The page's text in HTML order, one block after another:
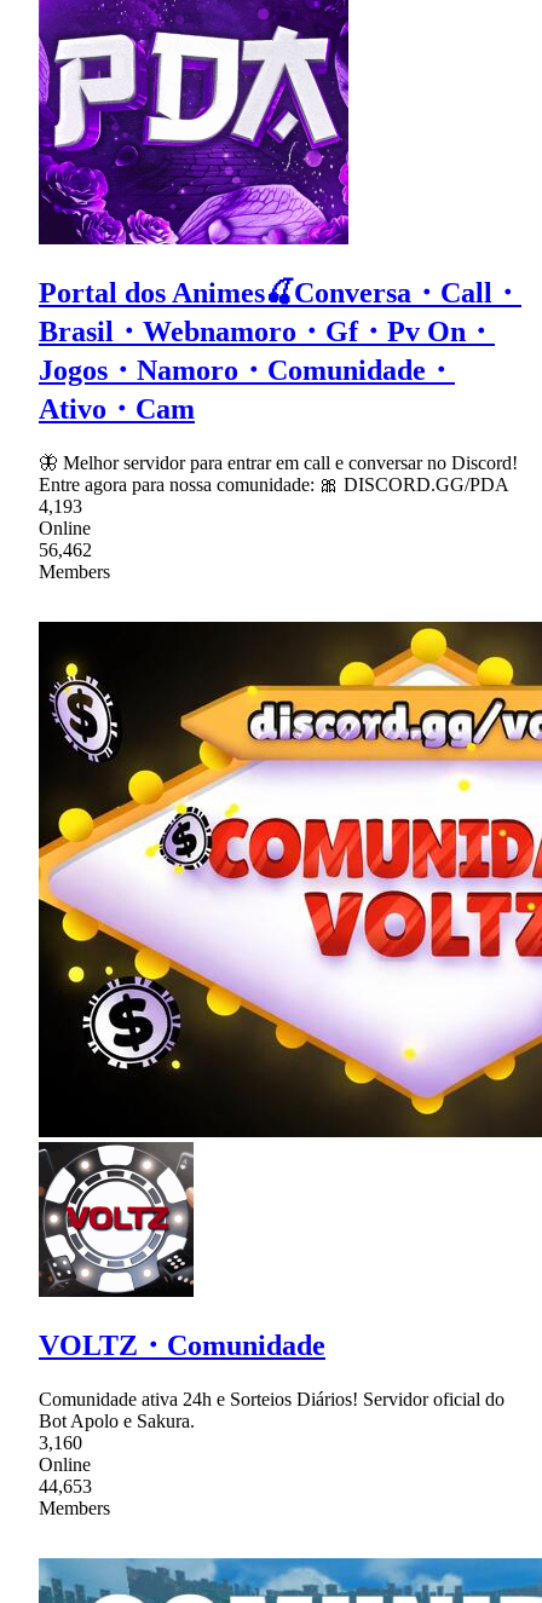
Portal dos Animes🍒Conversa・Call・
Brasil・Webnamoro・Gf・Pv On・
Jogos・Namoro・Comunidade・
Ativo・Cam
🦋 Melhor servidor para entrar em call e conversar no Discord!
Entre agora para nossa comunidade: 🎀 DISCORD.GG/PDA
4,193
Online
56,462
Members
VOLTZ・Comunidade
Comunidade ativa 24h e Sorteios Diários! Servidor oficial do
Bot Apolo e Sakura.
3,160
Online
44,653
Members